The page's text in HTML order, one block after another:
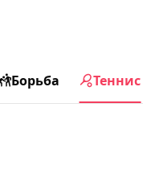
Борьба Теннис